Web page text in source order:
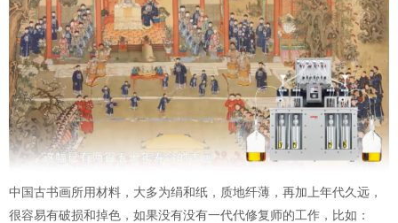
中国古书画所用材料，大多为绢和纸，质地纤薄，再加上年代久远，
很容易有破损和掉色，如果没有没有一代代修复师的工作，比如：